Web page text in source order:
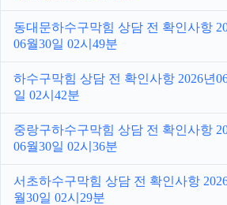
동대문하수구막힘 상담 전 확인사항
06월30일 02시49분
하수구막힘 상담 전 확인사항 2026년
일 02시42분
중랑구하수구막힘 상담 전 확인사항
06월30일 02시36분
서초하수구막힘 상담 전 확인사항
월30일 02시29분